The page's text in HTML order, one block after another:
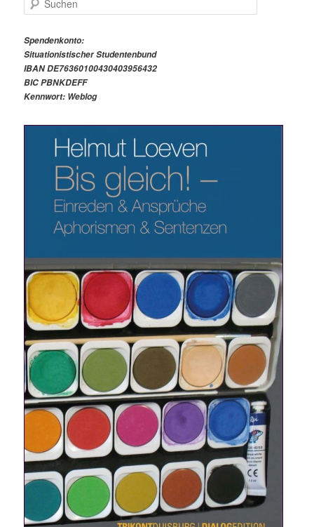
u
h
e
n
Spendenkonto:
Situationistischer Studentenbund
IBAN DE76360100430403956432
BIC PBNKDEFF
Kennwort: Weblog